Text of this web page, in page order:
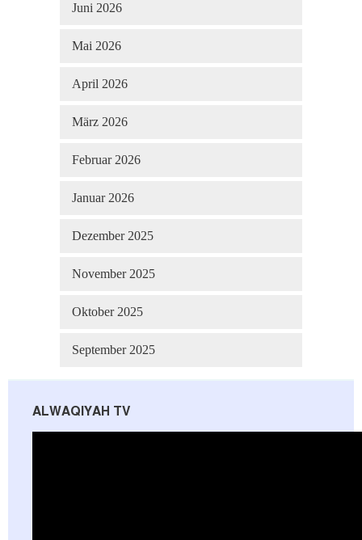
Juni 2026
Mai 2026
April 2026
März 2026
Februar 2026
Januar 2026
Dezember 2025
November 2025
Oktober 2025
September 2025
ALWAQIYAH TV